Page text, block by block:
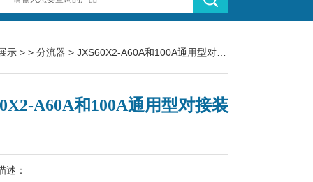
示 > > 分流器 > JXS60X2-A60A和100A通用型对接装置
A60A和100A通用型对接装
述：